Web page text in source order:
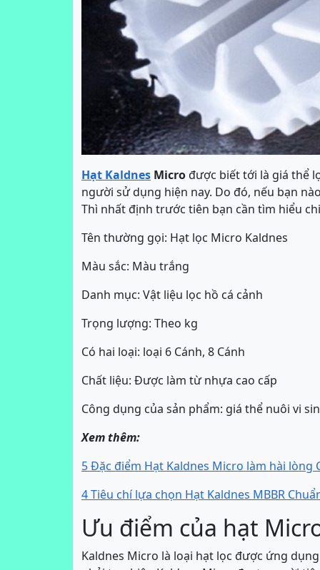
Hạt Kaldnes Microđược biết tới là giá thể
người sử dụng hiện nay. Do đó, nếu bạn
Thì nhất định trước tiên bạn cần tìm hiểu
Tên thường gọi: Hạt lọc Micro Kaldnes
Màu sắc: Màu trắng
Danh mục: Vật liệu lọc hồ cá cảnh
Trọng lượng: Theo kg
Có hai loại: loại 6 Cánh, 8 Cánh
Chất liệu: Được làm từ nhựa cao cấp
Công dụng của sản phẩm: giá thể nuôi vi
Xem thêm:
5 Đặc điểm Hạt Kaldnes Micro làm hài lòng
4 Tiêu chí lựa chọn Hạt Kaldnes MBBR
Ưu điểm của hạt
Kaldnes Micro là loại hạt lọc được ứng